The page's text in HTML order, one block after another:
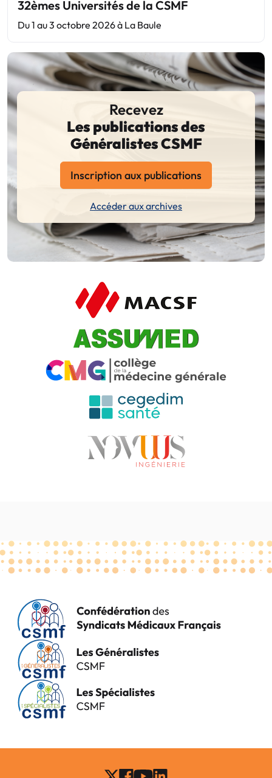
32èmes Universités de la CSMF
Du 1 au 3 octobre 2026 à La Baule
Recevez
Les publications des
Généralistes CSMF
Inscription aux publications
Accéder aux archives